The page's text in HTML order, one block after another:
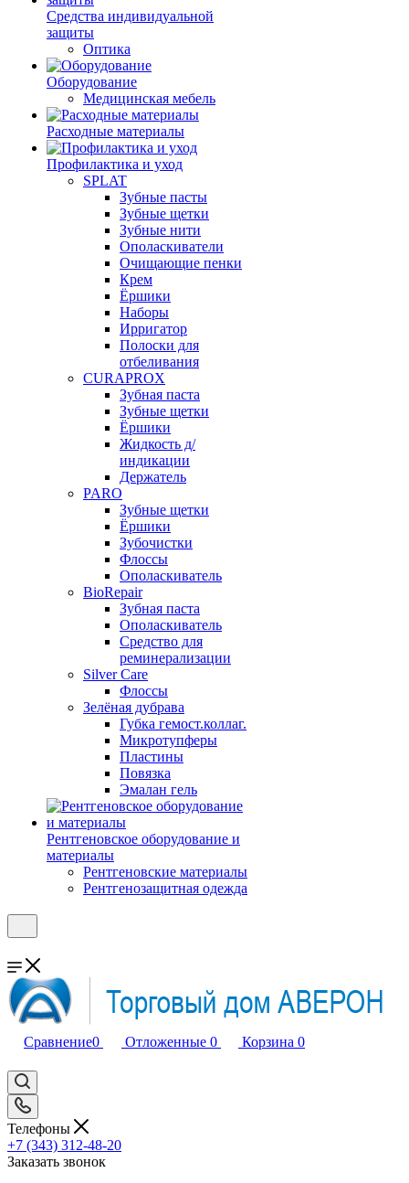
Средства индивидуальной
защиты
Оптика
Оборудование
Медицинская мебель
Расходные материалы
Профилактика и уход
SPLAT
Зубные пасты
Зубные щетки
Зубные нити
Ополаскиватели
Очищающие пенки
Крем
Ёршики
Наборы
Ирригатор
Полоски для
отбеливания
CURAPROX
Зубная паста
Зубные щетки
Ёршики
Жидкость д/
индикации
Держатель
PARO
Зубные щетки
Ёршики
Зубочистки
Флоссы
Ополаскиватель
BioRepair
Зубная паста
Ополаскиватель
Средство для
реминерализации
Silver Care
Флоссы
Зелёная дубрава
Губка гемост.коллаг.
Микротупферы
Пластины
Повязка
Эмалан гель
Рентгеновское оборудование и
материалы
Рентгеновские материалы
Рентгенозащитная одежда
Сравнение0 Отложенные 0 Корзина 0
Телефоны
+7 (343) 312-48-20
Заказать звонок